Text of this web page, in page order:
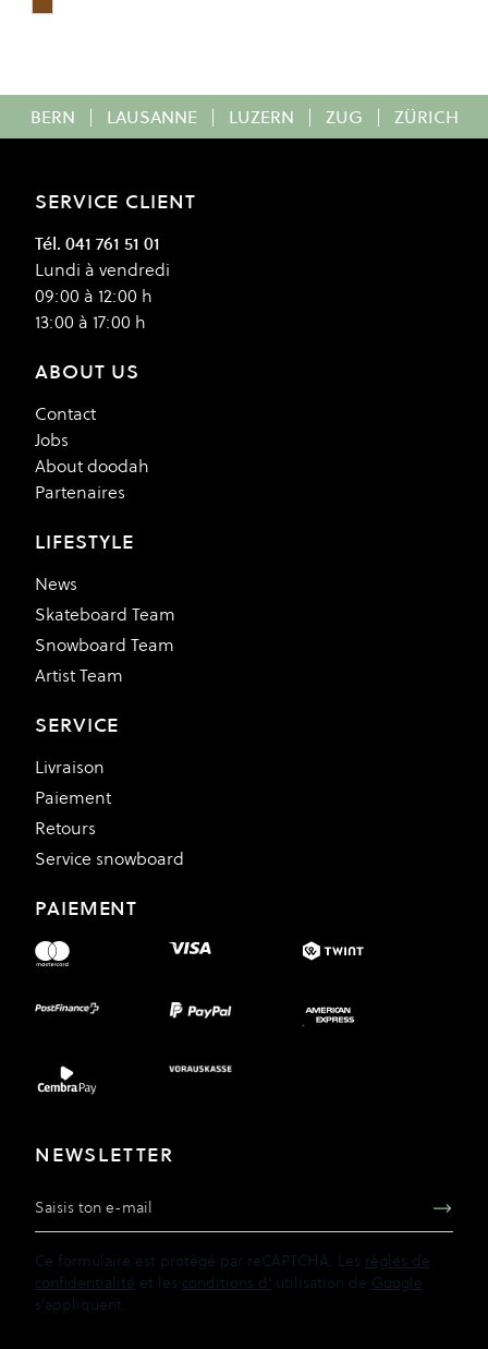
Colour
Dark Chocolate
BERN | LAUSANNE | LUZERN | ZUG | ZÜRICH
SERVICE CLIENT
Tél. 041 761 51 01
Lundi à vendredi
09:00 à 12:00 h
13:00 à 17:00 h
ABOUT US
Contact
Jobs
About doodah
Partenaires
LIFESTYLE
News
Skateboard Team
Snowboard Team
Artist Team
SERVICE
Livraison
Paiement
Retours
Service snowboard
PAIEMENT
NEWSLETTER
Adresse e-mail
Ce formulaire est protégé par reCAPTCHA. Les règles de
confidentialité et les conditions d' utilisation de Google
s'appliquent.